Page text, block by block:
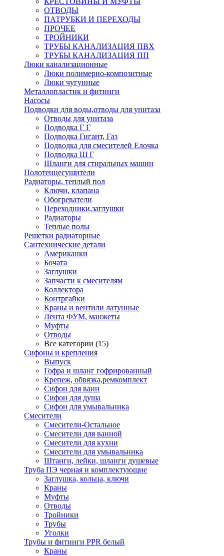
ОТВОДЫ
ПАТРУБКИ И ПЕРЕХОДЫ
ПРОЧЕЕ
ТРОЙНИКИ
ТРУБЫ КАНАЛИЗАЦИЯ ПВХ
ТРУБЫ КАНАЛИЗАЦИЯ ПП
Люки канализационные
Люки полимерно-композитные
Люки чугунные
Металлопластик и фитинги
Насосы
Подводки для воды,отводы для унитаза
Отводы для унитаза
Подводка Г Г
Подводка Гигант, Газ
Подводка для смесителей Елочка
Подводка Ш Г
Шланги для стиральных машин
Полотенцесушители
Радиаторы, теплый пол
Ключи, клапана
Обогреватели
Переходники,заглушки
Радиаторы
Теплые полы
Решетки радиаторные
Сантехнические детали
Американки
Бочата
Заглушки
Запчасти к смесителям
Коллектора
Контргайки
Краны и вентили латунные
Лента ФУМ, манжеты
Муфты
Отводы
Все категории (15)
Сифоны и крепления
Выпуск
Гофра и шланг гофрированный
Крепеж, обвязка,ремкомплект
Сифон для ванн
Сифон для душа
Сифон для умывальника
Смесители
Cмесители-Остальное
Смесители для ванной
Смесители для кухни
Смесители для умывальника
Штанги, лейки, шланги душевые
Труба ПЭ черная и комплектующие
Заглушка, кольца, ключи
Краны
Муфты
Отводы
Тройники
Трубы
Уголки
Трубы и фитинги PPR белый
Краны